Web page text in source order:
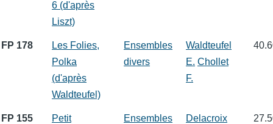
6 (d'après
Liszt)
FP 178
Les Folies,
Polka
(d'après
Waldteufel)
Ensembles
divers
Waldteufel
E. Chollet
F.
FP 155
Petit
Ensembles
Delacroix